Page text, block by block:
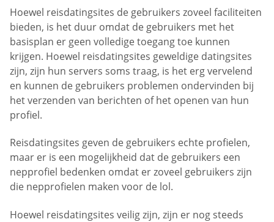
Hoewel reisdatingsites de gebruikers zoveel faciliteiten
bieden, is het duur omdat de gebruikers met het
basisplan er geen volledige toegang toe kunnen
krijgen. Hoewel reisdatingsites geweldige datingsites
zijn, zijn hun servers soms traag, is het erg vervelend
en kunnen de gebruikers problemen ondervinden bij
het verzenden van berichten of het openen van hun
profiel.
Reisdatingsites geven de gebruikers echte profielen,
maar er is een mogelijkheid dat de gebruikers een
nepprofiel bedenken omdat er zoveel gebruikers zijn
die nepprofielen maken voor de lol.
Hoewel reisdatingsites veilig zijn, zijn er nog steeds